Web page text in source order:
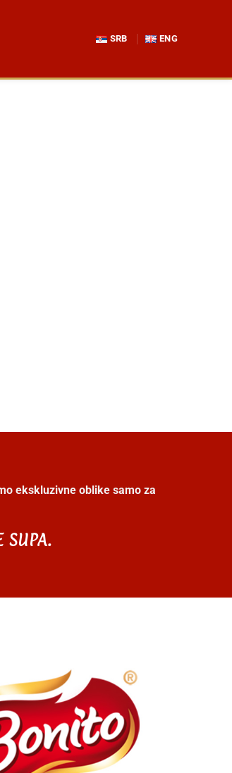
SRB ENG
ekskluzivne oblike samo za
SUPA.